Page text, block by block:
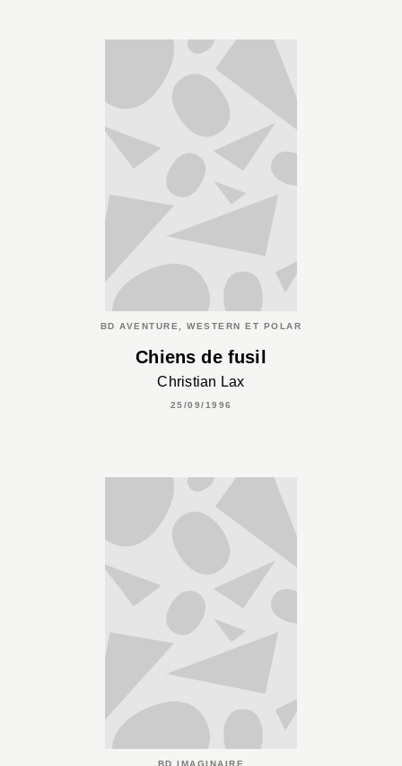
BD AVENTURE, WESTERN ET POLAR
Chiens de fusil
Christian Lax
25/09/1996
BD IMAGINAIRE